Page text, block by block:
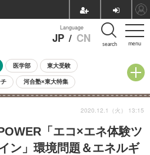
menu
Language
JP / CN search
医学部 東大受験
河合塾×東大特集
中学受験 小学校受験
校 過去問 人気記事
研究教材（中学生向け） ランキング
「エコ×エネ体験ツ
ン」環境問題＆エネルギ
2020.12.1（火） 13:15